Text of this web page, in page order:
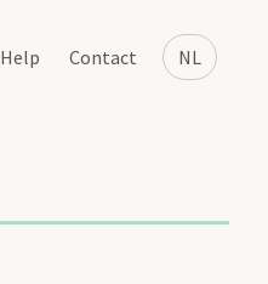
NL
Help Contact